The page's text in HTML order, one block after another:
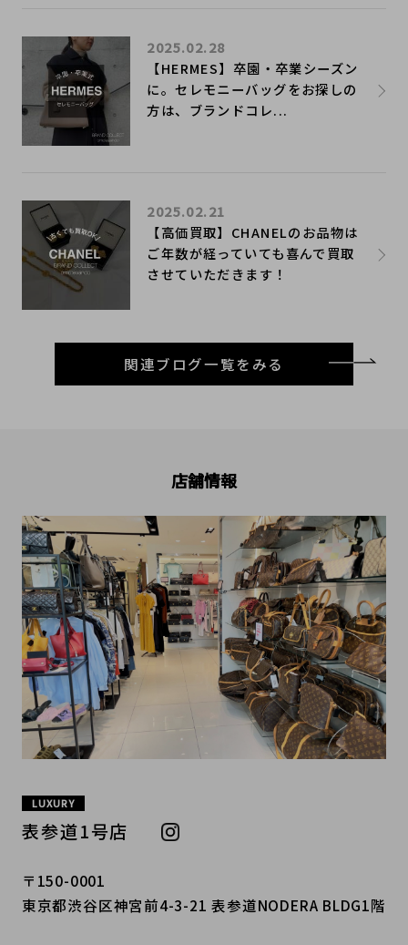
【HERMES】卒園・卒業シーズン
に。セレモニーバッグをお探しの
方は、ブランドコレ...
2025.02.28
【高価買取】CHANELのお品物は
ご年数が経っていても喜んで買取
させていただきます！
2025.02.21
関連ブログ一覧をみる
店舗情報
LUXURY
表参道1号店
〒150-0001
東京都渋谷区神宮前4-3-21 表参道NODERA BLDG1階